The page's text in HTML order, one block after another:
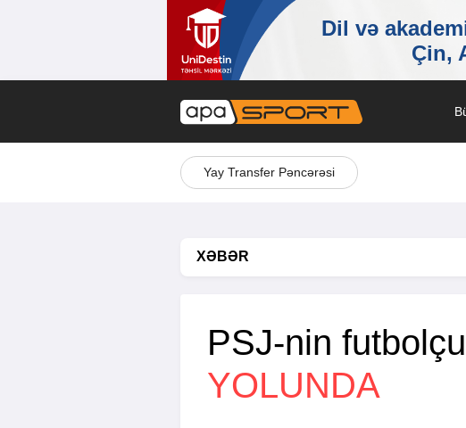
Yay Transfer Pəncərəsi
XƏBƏR
PSJ-nin
YOLUNDA